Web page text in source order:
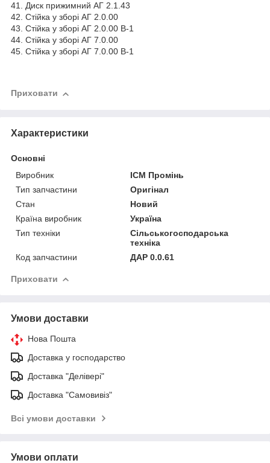
41. Диск прижимний АГ 2.1.43
42. Стійка у зборі АГ 2.0.00
43. Стійка у зборі АГ 2.0.00 В-1
44. Стійка у зборі АГ 7.0.00
45. Стійка у зборі АГ 7.0.00 В-1
Приховати
Характеристики
Основні
Виробник
ІСМ Промінь
Тип запчастини
Оригінал
Стан
Новий
Країна виробник
Україна
Тип техніки
Сільськогосподарська
техніка
Код запчастини
ДАР 0.0.61
Приховати
Умови доставки
Нова Пошта
Доставка у господарство
Доставка "Делівері"
Доставка "Самовивіз"
Всі умови доставки
Умови оплати